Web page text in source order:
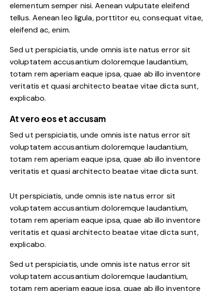
elementum semper nisi. Aenean vulputate eleifend
tellus. Aenean leo ligula, porttitor eu, consequat vitae,
eleifend ac, enim.
Sed ut perspiciatis, unde omnis iste natus error sit
voluptatem accusantium doloremque laudantium,
totam rem aperiam eaque ipsa, quae ab illo inventore
veritatis et quasi architecto beatae vitae dicta sunt,
explicabo.
At vero eos et accusam
Sed ut perspiciatis, unde omnis iste natus error sit
voluptatem accusantium doloremque laudantium,
totam rem aperiam eaque ipsa, quae ab illo inventore
veritatis et quasi architecto beatae vitae dicta sunt.
Ut perspiciatis, unde omnis iste natus error sit
voluptatem accusantium doloremque laudantium,
totam rem aperiam eaque ipsa, quae ab illo inventore
veritatis et quasi architecto beatae vitae dicta sunt,
explicabo.
Sed ut perspiciatis, unde omnis iste natus error sit
voluptatem accusantium doloremque laudantium,
totam rem aperiam eaque ipsa, quae ab illo inventore